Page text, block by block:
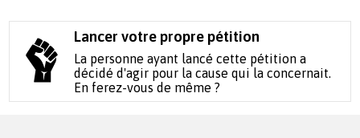
Lancer votre propre pétition
La personne ayant lancé cette pétition a
décidé d'agir pour la cause qui la concernait.
En ferez-vous de même ?